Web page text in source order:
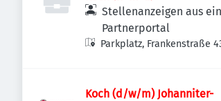
Stellenanzeigen aus
Partnerportal
Parkplatz, Frankenstraße
Koch (d/w/m) Johanniter-